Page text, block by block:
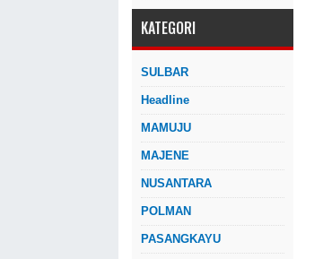
KATEGORI
SULBAR
Headline
MAMUJU
MAJENE
NUSANTARA
POLMAN
PASANGKAYU